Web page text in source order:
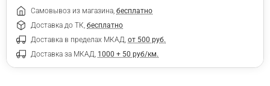
Самовывоз из магазина, бесплатно
Доставка до ТК, бесплатно
Доставка в пределах МКАД, от 500 руб.
Доставка за МКАД, 1000 + 50 руб/км.